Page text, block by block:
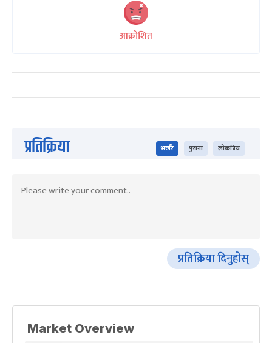
आक्रोशित
प्रतिक्रिया भर्खरै पुराना लोकप्रिय
प्रतिक्रिया दिनुहोस्